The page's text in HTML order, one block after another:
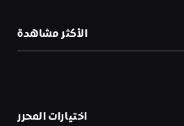
الأكثر مشاهدة
اختيارات المحرر